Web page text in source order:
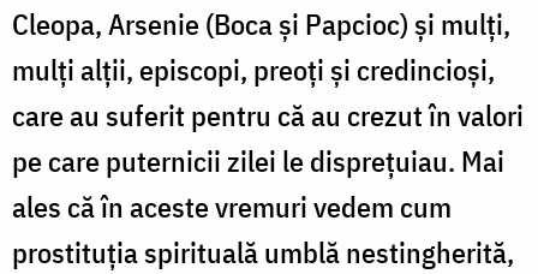
Cleopa, Arsenie (Boca şi Papcioc) şi mulţi,
mulţi alţii, episcopi, preoţi şi credincioşi,
care au suferit pentru că au crezut în valori
pe care puternicii zilei le dispreţuiau. Mai
ales că în aceste vremuri vedem cum
prostituţia spirituală umblă nestingherită,